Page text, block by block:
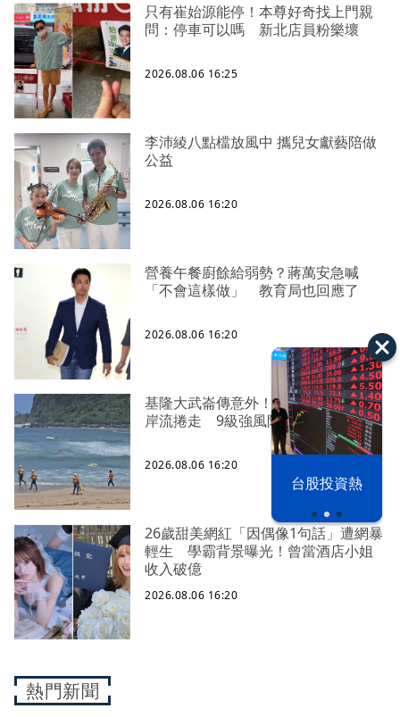
以色列 穹頂
台股投資熱
只有崔始源能停！本尊好奇找上門親
問：停車可以嗎 新北店員粉樂壞
2026.08.06 16:25
李沛綾八點檔放風中 攜兒女獻藝陪做
公益
2026.08.06 16:20
營養午餐廚餘給弱勢？蔣萬安急喊
「不會這樣做」 教育局也回應了
2026.08.06 16:20
基隆大武崙傳意外！29歲泳客疑遭離
岸流捲走 9級強風阻搜救
2026.08.06 16:20
26歲甜美網紅「因偶像1句話」遭網暴
輕生 學霸背景曝光！曾當酒店小姐
收入破億
2026.08.06 16:20
熱門新聞